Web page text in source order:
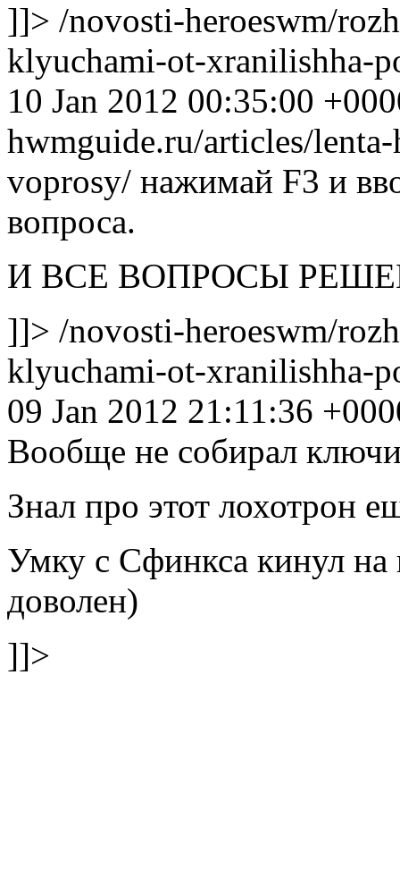
]]> /novosti-heroeswm/
klyuchami-ot-xranilishha-
10 Jan 2012 00:35:00
hwmguide.ru/articles/
voprosy/ нажимай F3 и
вопроса.
И ВСЕ ВОПРОСЫ
]]> /novosti-heroeswm/
klyuchami-ot-xranilishha-
09 Jan 2012 21:11:36
Вообще не собирал
Знал про этот лохотрон
Умку с Сфинкса кинул на
доволен)
]]>